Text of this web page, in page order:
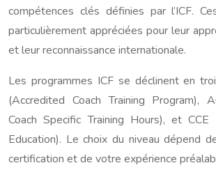
compétences clés définies par l’ICF.
particulièrement appréciées pour leur
et leur reconnaissance internationale.
Les programmes ICF se déclinent en
(Accredited Coach Training Program),
Coach Specific Training Hours), et CCE
Education). Le choix du niveau dépend
certification et de votre expérience